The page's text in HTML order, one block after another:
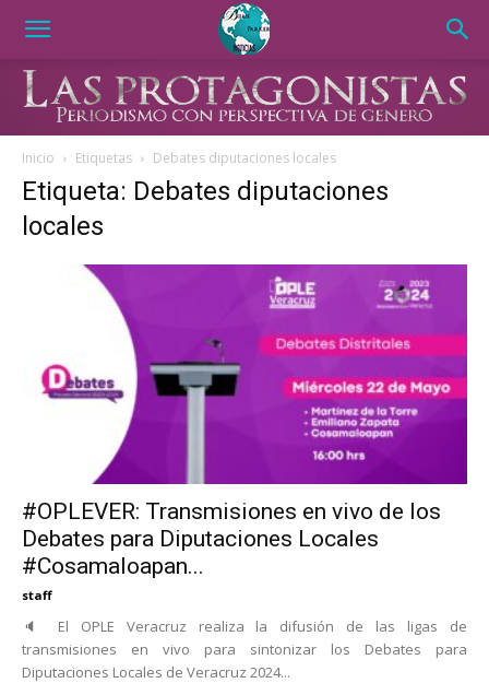
Inicio Etiquetas Debates diputaciones locales
Etiqueta: Debates diputaciones
locales
#OPLEVER: Transmisiones en vivo de los
Debates para Diputaciones Locales
#Cosamaloapan...
staff
🔈 El OPLE Veracruz realiza la difusión de las ligas de
transmisiones en vivo para sintonizar los Debates para
Diputaciones Locales de Veracruz 2024...